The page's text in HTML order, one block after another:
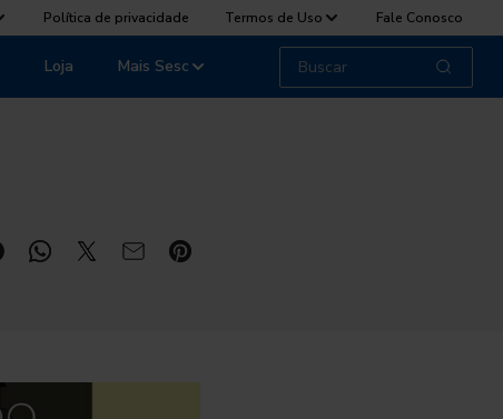
Política de privacidade Termos de Uso Fale Conosco
Loja Mais Sesc